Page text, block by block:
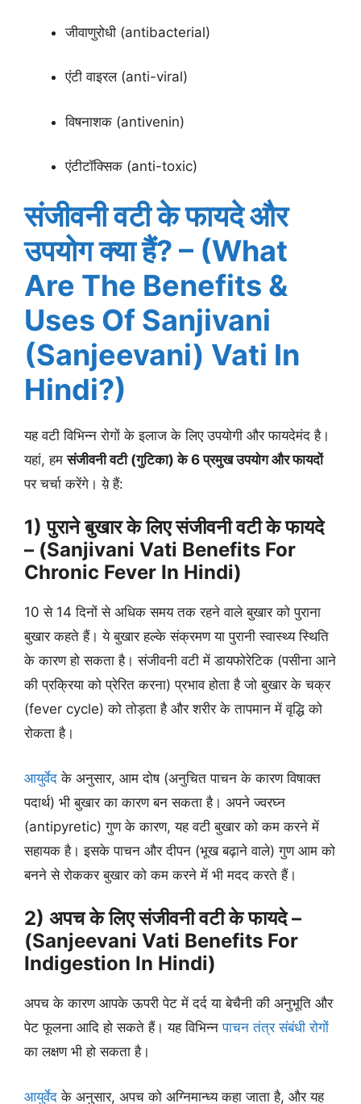
जीवाणुरोधी (antibacterial)
एंटी वाइरल (anti-viral)
विषनाशक (antivenin)
एंटीटॉक्सिक (anti-toxic)
संजीवनी वटी के फायदे और
उपयोग क्या हैं? – (What
Are The Benefits &
Uses Of Sanjivani
(Sanjeevani) Vati In
Hindi?)
यह वटी विभिन्न रोगों के इलाज के लिए उपयोगी और फायदेमंद है।
यहां, हमसंजीवनी वटी (गुटिका) के 6 प्रमुख उपयोग और फायदों
पर चर्चा करेंगे। य़े हैं:
1) पुराने बुखार के लिए संजीवनी वटी के फायदे
– (Sanjivani Vati Benefits For
Chronic Fever In Hindi)
10 से 14 दिनों से अधिक समय तक रहने वाले बुखार को पुराना
बुखार कहते हैं। ये बुखार हल्के संक्रमण या पुरानी स्वास्थ्य स्थिति
के कारण हो सकता है। संजीवनी वटी में डायफोरेटिक (पसीना आने
की प्रक्रिया को प्रेरित करना) प्रभाव होता है जो बुखार के चक्र
(fever cycle) को तोड़ता है और शरीर के तापमान में वृद्धि को
रोकता है।
आयुर्वेदके अनुसार, आम दोष (अनुचित पाचन के कारण विषाक्त
पदार्थ) भी बुखार का कारण बन सकता है। अपने ज्वरघ्न
(antipyretic) गुण के कारण, यह वटी बुखार को कम करने में
सहायक है। इसके पाचन और दीपन (भूख बढ़ाने वाले) गुण आम को
बनने से रोककर बुखार को कम करने में भी मदद करते हैं।
2) अपच के लिए संजीवनी वटी के फायदे –
(Sanjeevani Vati Benefits For
Indigestion In Hindi)
अपच के कारण आपके ऊपरी पेट में दर्द या बेचैनी की अनुभूति और
पेट फूलना आदि हो सकते हैं। यह विभिन्नपाचन तंत्र संबंधी रोगों
का लक्षण भी हो सकता है।
आयुर्वेदके अनुसार, अपच को अग्निमान्ध्य कहा जाता है, और यह